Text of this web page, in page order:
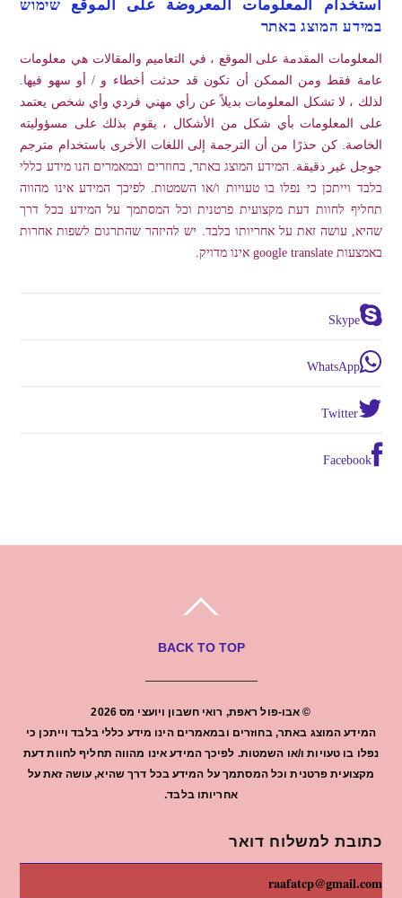
במידע המוצג באתר
المعلومات المقدمة على الموقع ، في التعاميم والمقالات هي معلومات
عامة فقط ومن الممكن أن تكون قد حدثت أخطاء و / أو سهو فيها.
لذلك ، لا تشكل المعلومات بديلاً عن رأي مهني فردي وأي شخص يعتمد
على المعلومات بأي شكل من الأشكال ، يقوم بذلك على مسؤوليته
الخاصة. كن حذرًا من أن الترجمة إلى اللغات الأخرى باستخدام مترجم
جوجل غير دقيقة. המידע המוצג באתר, בחוזרים ובמאמרים הנו מידע כללי
בלבד וייתכן כי נפלו בו טעויות ו/או השמטות. לפיכך המידע אינו מהווה
תחליף לחוות דעת מקצועית פרטנית וכל המסתמך על המידע בכל דרך
שהיא, עושה זאת על אחריותו בלבד. יש להיזהר שהתרגום לשפות אחרות
באמצעות google translate אינו מדויק.
Skype
WhatsApp
Twitter
Facebook
BACK TO TOP
© אבו-פול ראפת, רואי חשבון ויועצי מס2026
המידע המוצג באתר, בחוזרים ובמאמרים הינו מידע כללי בלבד וייתכן כי
נפלו בו טעויות ו/או השמטות. לפיכך המידע אינו מהווה תחליף לחוות דעת
מקצועית פרטנית וכל המסתמך על המידע בכל דרך שהיא, עושה זאת על
אחריותו בלבד.
כתובת למשלוח דואר
raafatcp@gmail.com